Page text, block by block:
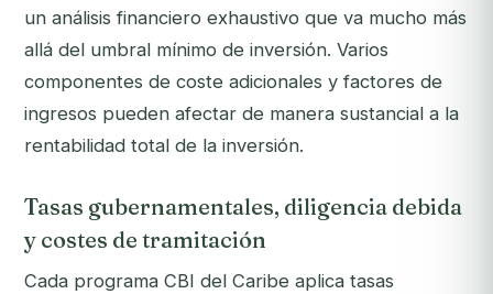
un análisis financiero exhaustivo que va mucho más
allá del umbral mínimo de inversión. Varios
componentes de coste adicionales y factores de
ingresos pueden afectar de manera sustancial a la
rentabilidad total de la inversión.
Tasas gubernamentales, diligencia debida
y costes de tramitación
Cada programa CBI del Caribe aplica tasas